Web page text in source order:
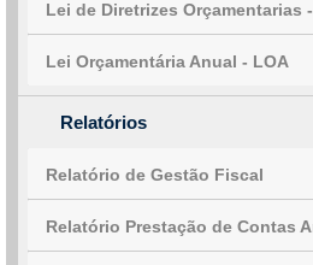
Lei de Diretrizes Orçamentarias
Lei Orçamentária Anual - LOA
Relatórios
Relatório de Gestão Fiscal
Relatório Prestação de Contas